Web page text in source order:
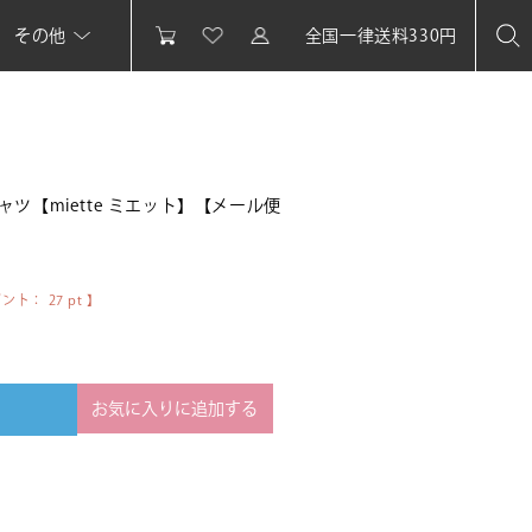
その他 全国一律送料330円
ツ【miette ミエット】【メール便
ト： 27 pt 】
お気に入りに追加する